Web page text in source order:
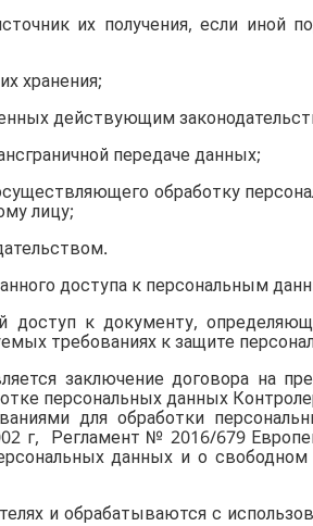
их получения, если иной
хранения;
действующим
передаче данных;
обработку
лицу;
доступа к персональным
доступ к документу,
требованиях к защите
заключение договора на
персональных данных
для обработки
г, Регламент № 2016/679
данных и о
и обрабатываются с